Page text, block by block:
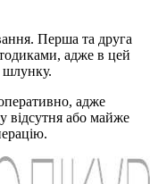
Перша та друга
адже в цей
шлунку.
адже
відсутня або майже